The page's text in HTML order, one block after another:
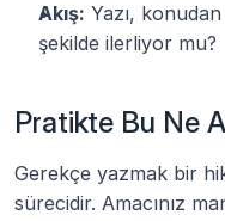
Akış: Yazı,
şekilde ilerliyor mu?
Pratikte Bu Ne
Gerekçe yazmak bir
sürecidir. Amacınız